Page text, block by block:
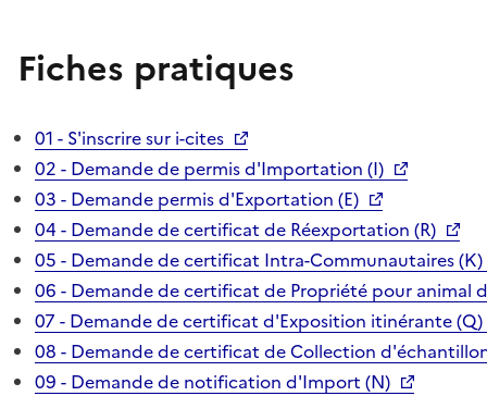
Fiches pratiques
01 - S'inscrire sur i-cites
02 - Demande de permis d'Importation (I)
03 - Demande permis d'Exportation (E)
04 - Demande de certificat de Réexportation (R)
05 - Demande de certificat Intra-Communautaires (K)
06 - Demande de certificat de Propriété pour animal
07 - Demande de certificat d'Exposition itinérante (Q)
08 - Demande de certificat de Collection
09 - Demande de notification d'Import (N)